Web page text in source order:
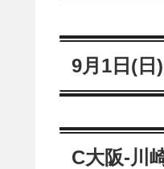
9月1日(日)
C大阪-川